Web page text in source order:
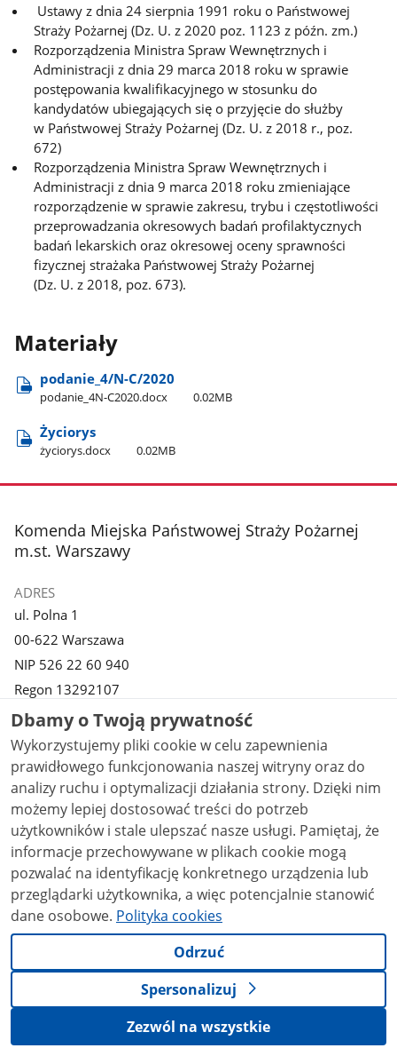
Ustawy z dnia 24 sierpnia 1991 roku o Państwowej
Straży Pożarnej (Dz. U. z 2020 poz. 1123 z późn. zm.)
Rozporządzenia Ministra Spraw Wewnętrznych i
Administracji z dnia 29 marca 2018 roku w sprawie
postępowania kwalifikacyjnego w stosunku do
kandydatów ubiegających się o przyjęcie do służby
w Państwowej Straży Pożarnej (Dz. U. z 2018 r., poz.
672)
Rozporządzenia Ministra Spraw Wewnętrznych i
Administracji z dnia 9 marca 2018 roku zmieniające
rozporządzenie w sprawie zakresu, trybu i częstotliwości
przeprowadzania okresowych badań profilaktycznych
badań lekarskich oraz okresowej oceny sprawności
fizycznej strażaka Państwowej Straży Pożarnej
(Dz. U. z 2018, poz. 673).
Materiały
podanie​_4/N-C/2020
podanie​_4N-C2020.docx 0.02MB
Życiorys
życiorys.docx 0.02MB
stopka
Komenda Miejska Państwowej Straży Pożarnej
m.st. Warszawy
ADRES
ul. Polna 1
00-622 Warszawa
NIP 526 22 60 940
Regon 13292107
KONTAKT
Skontaktuj się z nami
pod numerem:
22 596 73 00
W dni robocze
w godzinach: 07:30 -15:30
MEDIA SPOŁECZNOŚCIOWE:
Na skróty
gov.pl
Dbamy o Twoją prywatność
Wykorzystujemy pliki cookie w celu zapewnienia
prawidłowego funkcjonowania naszej witryny oraz do
analizy ruchu i optymalizacji działania strony. Dzięki nim
możemy lepiej dostosować treści do potrzeb
użytkowników i stale ulepszać nasze usługi. Pamiętaj, że
informacje przechowywane w plikach cookie mogą
pozwalać na identyfikację konkretnego urządzenia lub
przeglądarki użytkownika, a więc potencjalnie stanowić
dane osobowe. Polityka cookies
Odrzuć
Spersonalizuj
Zezwól na wszystkie